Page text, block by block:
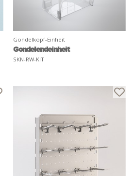
Gondelkopf-Einheit
Gondelendeinheit
SKN-RW-KIT